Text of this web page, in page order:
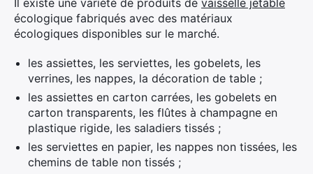
Il existe une variété de produits de vaisselle jetable
écologique fabriqués avec des matériaux
écologiques disponibles sur le marché.
les assiettes, les serviettes, les gobelets, les
verrines, les nappes, la décoration de table ;
les assiettes en carton carrées, les gobelets en
carton transparents, les flûtes à champagne en
plastique rigide, les saladiers tissés ;
les serviettes en papier, les nappes non tissées, les
chemins de table non tissés ;